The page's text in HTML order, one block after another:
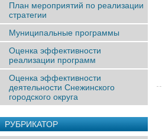
План мероприятий по реализации
стратегии
Муниципальные программы
Оценка эффективности
реализации программ
Оценка эффективности
деятельности Снежинского
городского округа
РУБРИКАТОР